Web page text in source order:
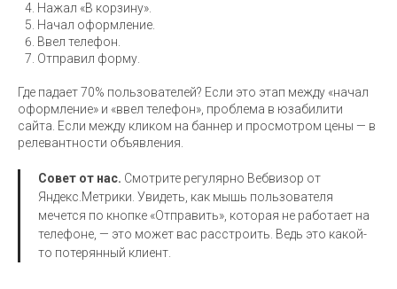
Нажал «В корзину».
Начал оформление.
Ввел телефон.
Отправил форму.
Где падает 70% пользователей? Если это этап между «начал
оформление» и «ввел телефон», проблема в юзабилити
сайта. Если между кликом на баннер и просмотром цены — в
релевантности объявления.
Совет от нас. Смотрите регулярно Вебвизор от
Яндекс.Метрики. Увидеть, как мышь пользователя
мечется по кнопке «Отправить», которая не работает на
телефоне, — это может вас расстроить. Ведь это какой-
то потерянный клиент.